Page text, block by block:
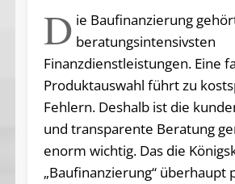
D ie Baufinanzierung
beratungsintensivsten
Finanzdienstleistungen. Eine
Produktauswahl führt zu
Fehlern. Deshalb ist die
und transparente Beratung
enorm wichtig. Das die
„Baufinanzierung“ überhaupt